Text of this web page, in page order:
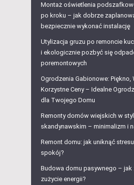
Montaż oświetlenia
po kroku – jak dobrze
bezpiecznie wykonać instalację
Utylizacja gruzu po remoncie
i ekologicznie pozbyć się
poremontowych
Ogrodzenia Gabionowe: Piękno,
Korzystne Ceny – Idealne
dla Twojego Domu
Remonty domów wiejskich w
skandynawskim – minimalizm i
Remont domu: jak uniknąć
spokój?
Budowa domu pasywnego – jak
zużycie energii?